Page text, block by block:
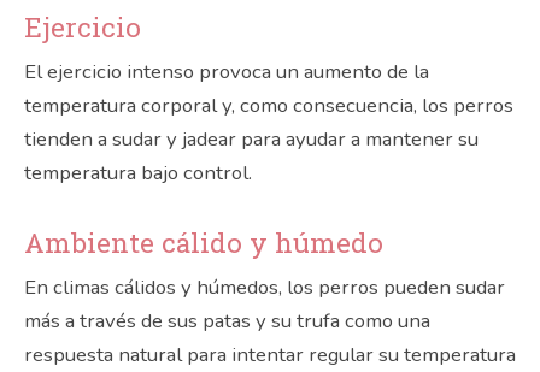
Ejercicio
El ejercicio intenso provoca un aumento de la
temperatura corporal y, como consecuencia, los perros
tienden a sudar y jadear para ayudar a mantener su
temperatura bajo control.
Ambiente cálido y húmedo
En climas cálidos y húmedos, los perros pueden sudar
más a través de sus patas y su trufa como una
respuesta natural para intentar regular su temperatura